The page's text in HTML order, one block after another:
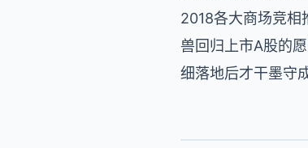
2018各大商场竞相
兽回归上市A股的
细落地后才干墨守